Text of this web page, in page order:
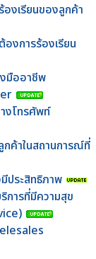
องเรียนของลูกค้า
งการร้องเรียน
มืออาชีพ
งโทรศัพท์
กค้าในสถานการณ์ที่
ประสิทธิภาพ
การที่มีความสุข